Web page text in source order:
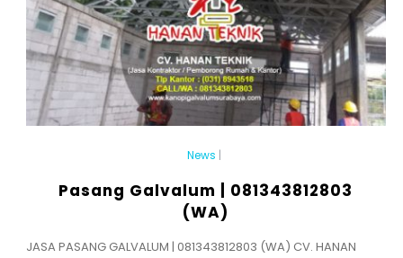
News |
Pasang Galvalum | 081343812803
(WA)
JASA PASANG GALVALUM | 081343812803 (WA) CV. HANAN